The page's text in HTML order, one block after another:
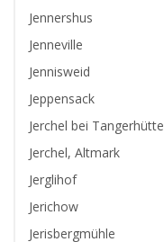
Jennershus
Jenneville
Jennisweid
Jeppensack
Jerchel bei Tangerhütte
Jerchel, Altmark
Jerglihof
Jerichow
Jerisbergmühle